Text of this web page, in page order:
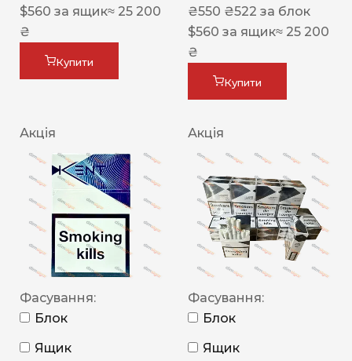
$560 за ящик≈ 25 200
₴
Купити
₴550 ₴522 за блок
$560 за ящик≈ 25 200
₴
Купити
Акція
Фасування:
Блок
Ящик
Акція
Фасування:
Блок
Ящик